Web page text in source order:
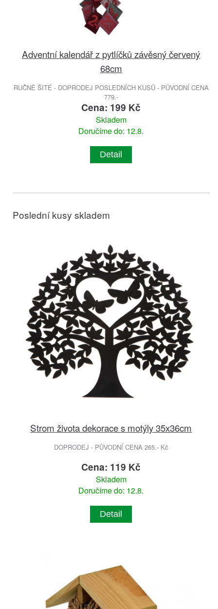
Adventní kalendář z pytlíčků závěsný červený
68cm
RUČNĚ ŠITÉ - DOPRODEJ POSLEDNÍCH KUSŮ - PŮVODNÍ CENA
779.-
Cena: 199 Kč
Skladem
Doručíme do: 12.8.
Detail
Poslední kusy skladem
Strom života dekorace s motýly 35x36cm
DOPRODEJ - PŮVODNÍ CENA 265.- Kč
Cena: 119 Kč
Skladem
Doručíme do: 12.8.
Detail